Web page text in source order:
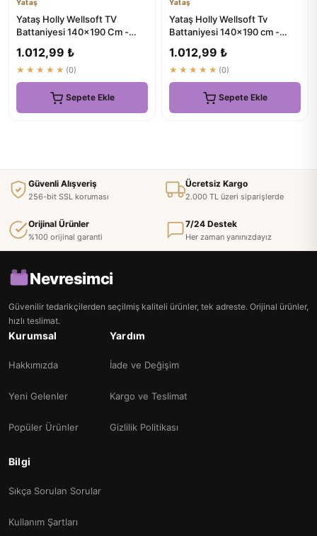
Yataş
Yataş Holly Wellsoft TV
Battaniyesi 140x190 Cm -
1.012,99 ₺
★★★★★ (0)
Sepete Ekle
Yataş
Yataş Holly Wellsoft Tv
Battaniyesi 140x190 cm -
1.012,99 ₺
★★★★★ (0)
Sepete Ekle
Güvenli Alışveriş
256-bit SSL koruması
Ücretsiz Kargo
2.000 TL üzeri siparişlerde
Orijinal Ürünler
%100 orijinal garanti
7/24 Destek
Her zaman yanınızdayız
Nevresimci
Güvenilir tedarikçilerden seçilmiş kaliteli ürünler, tek adreste. Orijinal ürünler,
hızlı teslimat.
Kurumsal
Hakkımızda
Yeni Gelenler
Popüler Ürünler
Yardım
İade ve Değişim
Kargo ve Teslimat
Gizlilik Politikası
Bilgi
Sıkça Sorulan Sorular
Kullanım Şartları